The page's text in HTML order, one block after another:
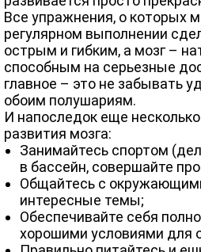
Все упражнения, о которых
регулярном выполнении
острым и гибким, а мозг –
способным на серьезные
главное – это не забывать
обоим полушариям.
И напоследок еще
развития мозга:
Занимайтесь спортом
в бассейн, совершайте
Общайтесь с
интересные темы;
Обеспечивайте себя
хорошими условиями для